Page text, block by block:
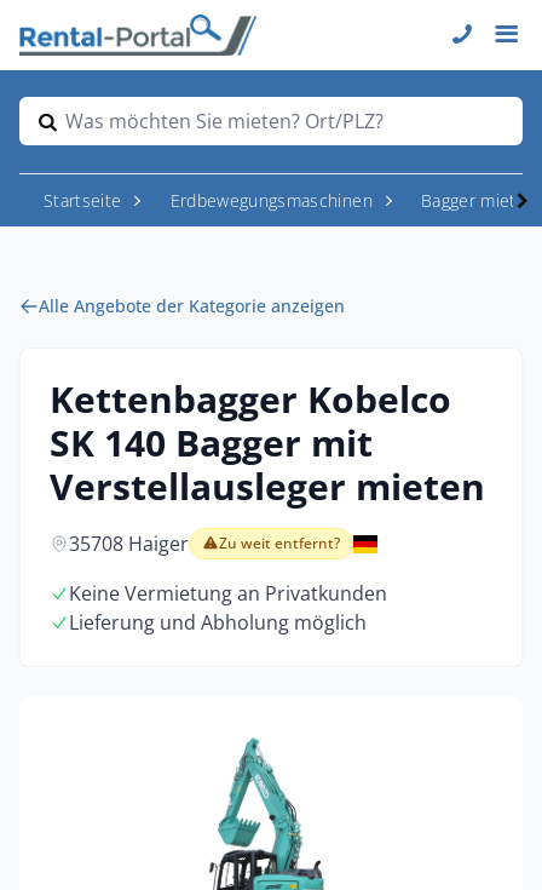
Was möchten Sie mieten? Ort/PLZ?
Startseite Erdbewegungsmaschinen Bagger mieten
Alle Angebote der Kategorie anzeigen
Kettenbagger Kobelco
SK 140 Bagger mit
Verstellausleger mieten
35708 Haiger Zu weit entfernt?
Keine Vermietung an Privatkunden
Lieferung und Abholung möglich